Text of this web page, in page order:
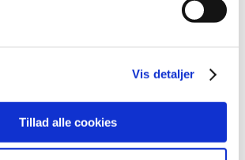
Vis detaljer
Tillad alle cookies